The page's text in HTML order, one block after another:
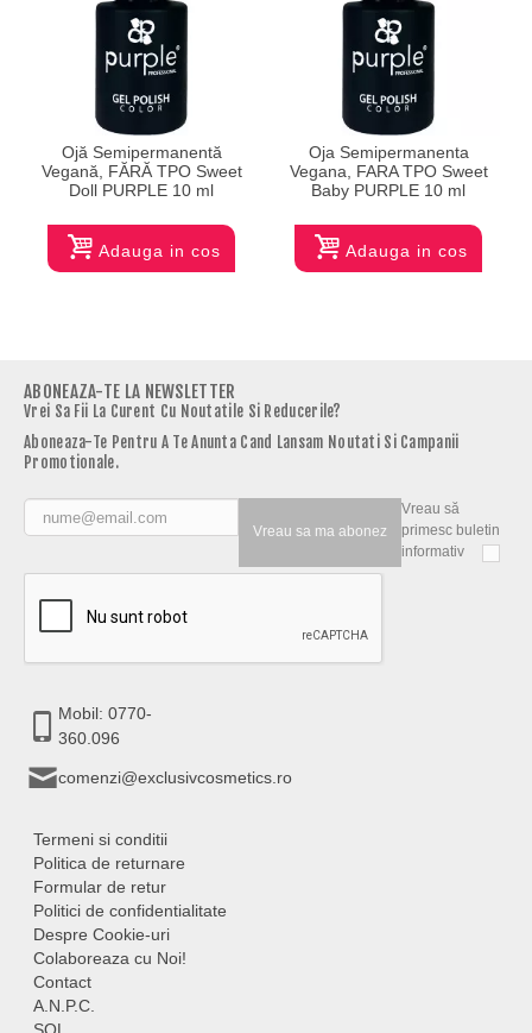
Ojă Semipermanentă
Vegană, FĂRĂ TPO Sweet
Doll PURPLE 10 ml
Adauga in cos
Oja Semipermanenta
Vegana, FARA TPO Sweet
Baby PURPLE 10 ml
Adauga in cos
ABONEAZA-TE LA NEWSLETTER
Vrei Sa Fii La Curent Cu Noutatile Si Reducerile?
Aboneaza-Te Pentru A Te Anunta Cand Lansam Noutati Si Campanii
Promotionale.
Vreau sa ma abonez
Vreau să
primesc buletin
informativ
Termeni si conditii
Politica de returnare
Formular de retur
Politici de confidentialitate
Despre Cookie-uri
Colaboreaza cu Noi!
Contact
A.N.P.C.
Mobil: 0770-
360.096
comenzi@exclusivcosmetics.ro